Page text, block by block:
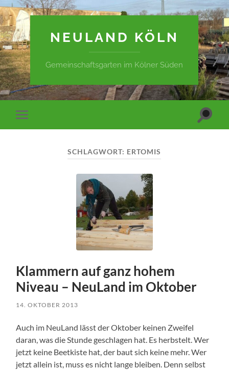
NEULAND KÖLN
Gemeinschaftsgarten im Kölner Süden
Mobile-
Menü
SCHLAGWORT: ERTOMIS
Klammern auf ganz hohem
Niveau – NeuLand im Oktober
14. OKTOBER 2013
Auch im NeuLand lässt der Oktober keinen Zweifel
daran, was die Stunde geschlagen hat. Es herbstelt. Wer
jetzt keine Beetkiste hat, der baut sich keine mehr. Wer
jetzt allein ist, muss es nicht lange bleiben. Denn selbst